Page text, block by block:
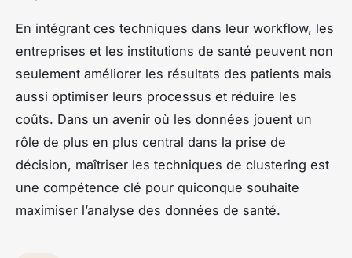
En intégrant ces techniques dans leur workflow, les
entreprises et les institutions de santé peuvent non
seulement améliorer les résultats des patients mais
aussi optimiser leurs processus et réduire les
coûts. Dans un avenir où les données jouent un
rôle de plus en plus central dans la prise de
décision, maîtriser les techniques de clustering est
une compétence clé pour quiconque souhaite
maximiser l’analyse des données de santé.